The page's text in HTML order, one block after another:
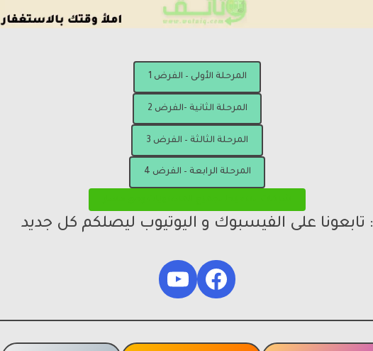
المرحلة الأولى – الفرض 1
المرحلة الثانية -الفرض 2
المرحلة الثالثة – الفرض 3
المرحلة الرابعة – الفرض 4
: تابعونا على الفيسبوك و اليوتيوب ليصلكم كل جديد
Facebook
YouTube